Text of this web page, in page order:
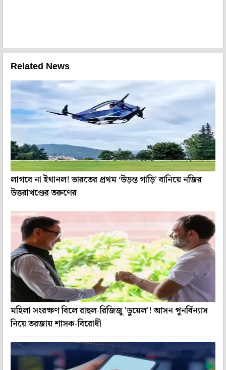
Related News
লাগবে না ইথানল! ভারতের প্রথম ‘উড়ন্ত গাড়ি’ বানিয়ে নজির
উত্তরাখণ্ডের তরুণের
মহিলা সংরক্ষণ বিলে রাহুল-রিজিজু 'ডুয়েল'! আসন পুনর্বিন্যাস
নিয়ে তরজায় শাসক-বিরোধী